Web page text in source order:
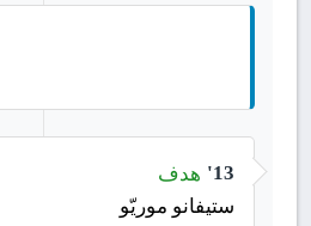
13'
هدف
ستيفانو موريّو